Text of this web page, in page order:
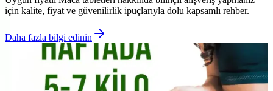
için kalite, fiyat ve güvenilirlik ipuçlarıyla dolu kapsamlı rehber.
Daha fazla bilgi edinin